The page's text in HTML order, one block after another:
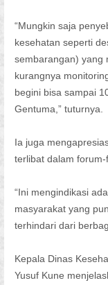
“Mungkin saja
kesehatan seperti
sembarangan) yang
kurangnya
begini bisa sampai
Gentuma,” tuturnya.
Ia juga
terlibat dalam forum-
“Ini mengindikasi
masyarakat yang
terhindari dari
Kepala Dinas
Yusuf Kune